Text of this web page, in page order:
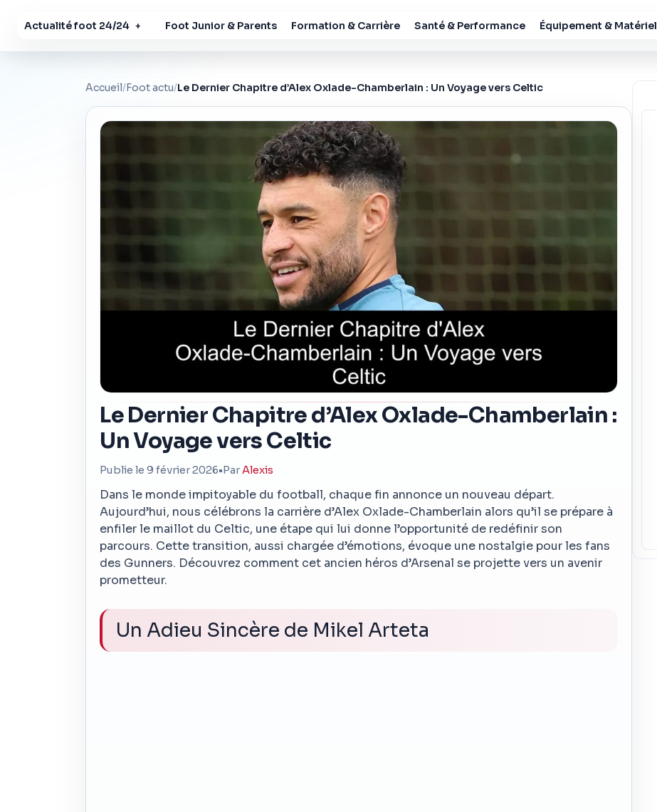
Actualité foot 24/24 + Foot Junior & Parents Formation & Carrière Santé & Performance Équipement & Matériel
Accueil/Foot actu/Le Dernier Chapitre d’Alex Oxlade-Chamberlain : Un Voyage vers Celtic
Le Dernier Chapitre d’Alex Oxlade-Chamberlain :
Un Voyage vers Celtic
Publie le 9 février 2026•ParAlexis
Dans le monde impitoyable du football, chaque fin annonce un nouveau départ.
Aujourd’hui, nous célébrons la carrière d’Alex Oxlade-Chamberlain alors qu’il se prépare à
enfiler le maillot du Celtic, une étape qui lui donne l’opportunité de redéfinir son
parcours. Cette transition, aussi chargée d’émotions, évoque une nostalgie pour les fans
des Gunners. Découvrez comment cet ancien héros d’Arsenal se projette vers un avenir
prometteur.
Un Adieu Sincère de Mikel Arteta